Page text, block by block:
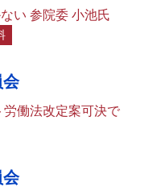
い 参院委 小池氏
労働法改定案可決で